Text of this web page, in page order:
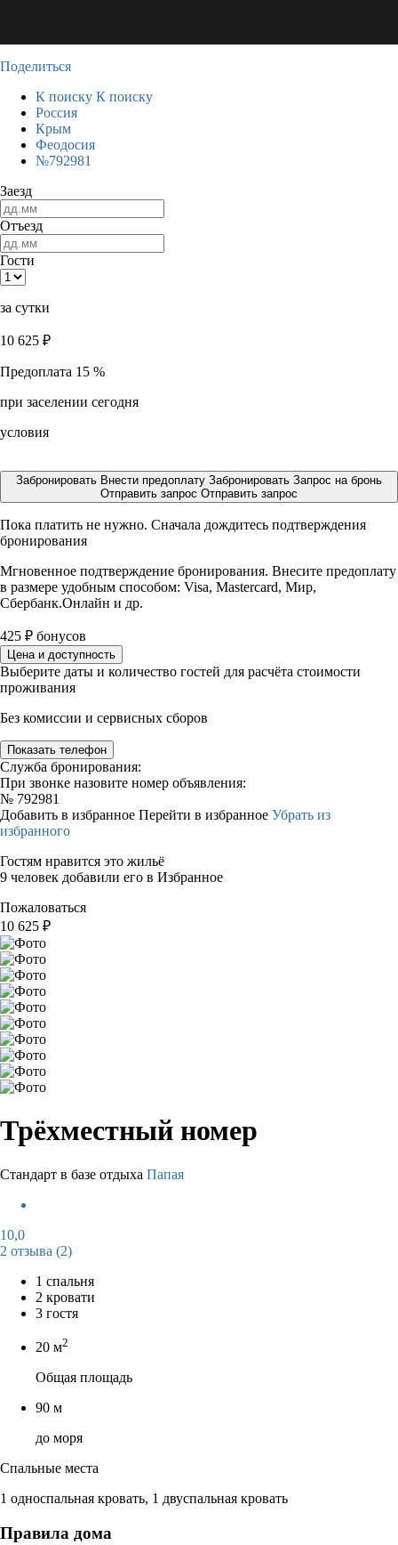
Поделиться
К поиску К поиску
Россия
Крым
Феодосия
№792981
Заезд
Отъезд
Гости
за сутки
10 625 ₽
Предоплата 15 %
при заселении сегодня
условия
Забронировать Внести предоплату Забронировать Запрос на бронь
Отправить запрос Отправить запрос
Пока платить не нужно. Сначала дождитесь подтверждения
бронирования
Мгновенное подтверждение бронирования. Внесите предоплату
в размере удобным способом: Visa, Mastercard, Мир,
Сбербанк.Онлайн и др.
425 ₽ бонусов
Цена и доступность
Выберите даты и количество гостей для расчёта стоимости
проживания
Без комиссии и сервисных сборов
Показать телефон
Служба бронирования:
При звонке назовите номер объявления:
№ 792981
Добавить в избранное Перейти в избранное Убрать из
избранного
Гостям нравится это жильё
9 человек добавили его в Избранное
Пожаловаться
10 625 ₽
Трёхместный номер
Стандарт в базе отдыха Папая
10,0
2 отзыва (2)
1 спальня
2 кровати
3 гостя
20 м2
Общая площадь
90 м
до моря
Спальные места
1 односпальная кровать, 1 двуспальная кровать
Правила дома